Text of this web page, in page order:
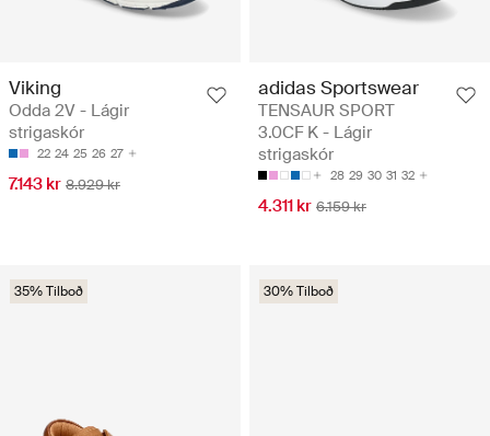
Viking
Odda 2V - Lágir
strigaskór
22 24 25 26 27
7.143 kr 8.929 kr
adidas Sportswear
TENSAUR SPORT
3.0CF K - Lágir
strigaskór
28 29 30 31 32
4.311 kr 6.159 kr
35% Tilboð 30% Tilboð